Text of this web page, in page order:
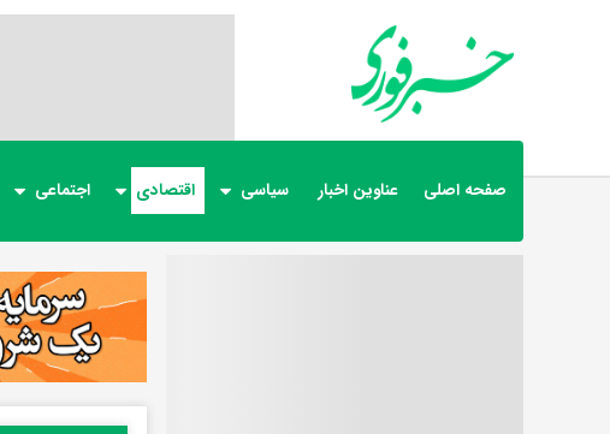
صفحه اصلی عناوین اخبار سیاسی اقتصادی اجتماعی